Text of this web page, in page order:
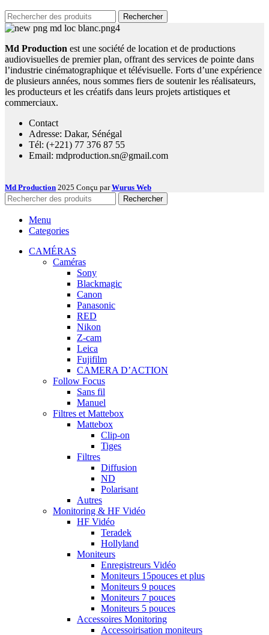
Rechercher
Md Production est une société de location et de productions
audiovisuelles de premier plan, offrant des services de pointe dans
l’industrie cinématographique et télévisuelle. Forts d’une expérience
de plusieurs années, nous sommes fiers de soutenir les réalisateurs,
les producteurs et les créatifs dans leurs projets artistiques et
commerciaux.
Contact
Adresse: Dakar, Sénégal
Tél: (+221) 77 376 87 55
Email: mdproduction.sn@gmail.com
Md Production 2025 Conçu parWurus Web
Rechercher
Menu
Categories
CAMÉRAS
Caméras
Sony
Blackmagic
Canon
Panasonic
RED
Nikon
Z-cam
Leica
Fujifilm
CAMERA D’ACTION
Follow Focus
Sans fil
Manuel
Filtres et Mattebox
Mattebox
Clip-on
Tiges
Filtres
Diffusion
ND
Polarisant
Autres
Monitoring & HF Vidéo
HF Vidéo
Teradek
Hollyland
Moniteurs
Enregistreurs Vidéo
Moniteurs 15pouces et plus
Moniteurs 9 pouces
Moniteurs 7 pouces
Moniteurs 5 pouces
Accessoires Monitoring
Accessoirisation moniteurs